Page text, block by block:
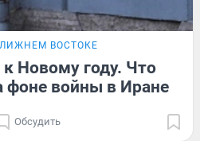
ВОСТОКЕ
Новому году. Что
фоне войны в Иране
Обсудить